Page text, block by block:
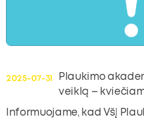
2025-07-31
Plaukimo
veiklą –
Informuojame, kad VšĮ